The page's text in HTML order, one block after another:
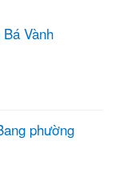
Vành
phường